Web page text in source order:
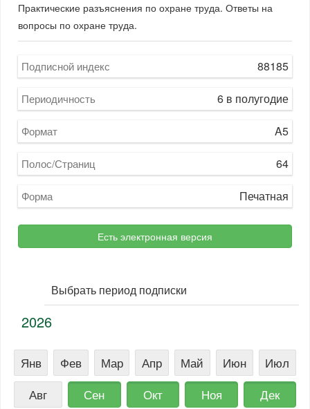
Практические разъяснения по охране труда. Ответы на
вопросы по охране труда.
Подписной индекс 88185
Периодичность 6 в полугодие
Формат A5
Полос/Страниц 64
Форма Печатная
Есть электронная версия
Выбрать период подписки
2026
Янв Фев Мар Апр Май Июн
Июл
Авг
Сен Окт Ноя Дек